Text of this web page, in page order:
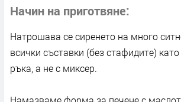
Начин на приготвяне
Натрошава се сиренето на много
всички съставки (без стафидите)
ръка, а не с миксер.